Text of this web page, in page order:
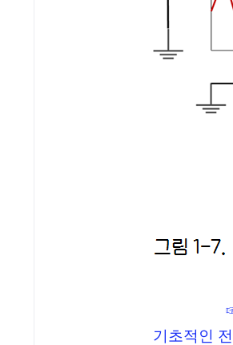
기초적인